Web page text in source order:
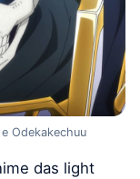
Odekakechuu
das light